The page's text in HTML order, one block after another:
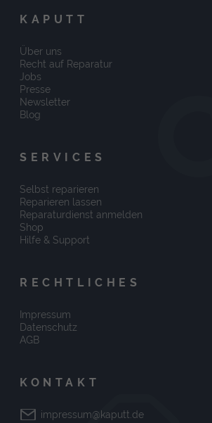
KAPUTT
Über uns
Recht auf Reparatur
Jobs
Presse
Newsletter
Blog
SERVICES
Selbst reparieren
Reparieren lassen
Reparaturdienst anmelden
Shop
Hilfe & Support
RECHTLICHES
Impressum
Datenschutz
AGB
KONTAKT
impressum@kaputt.de